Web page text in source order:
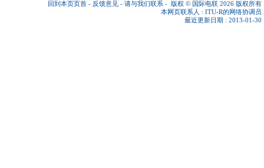
回到本页页首 - 反馈意见 - 请与我们联系 - 版权 © 国际电联 2026 版权所有
本网页联系人 : ITU-R的网络协调员
最近更新日期 : 2013-01-30